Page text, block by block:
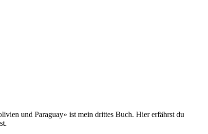
und Paraguay» ist mein drittes Buch. Hier erfährst du